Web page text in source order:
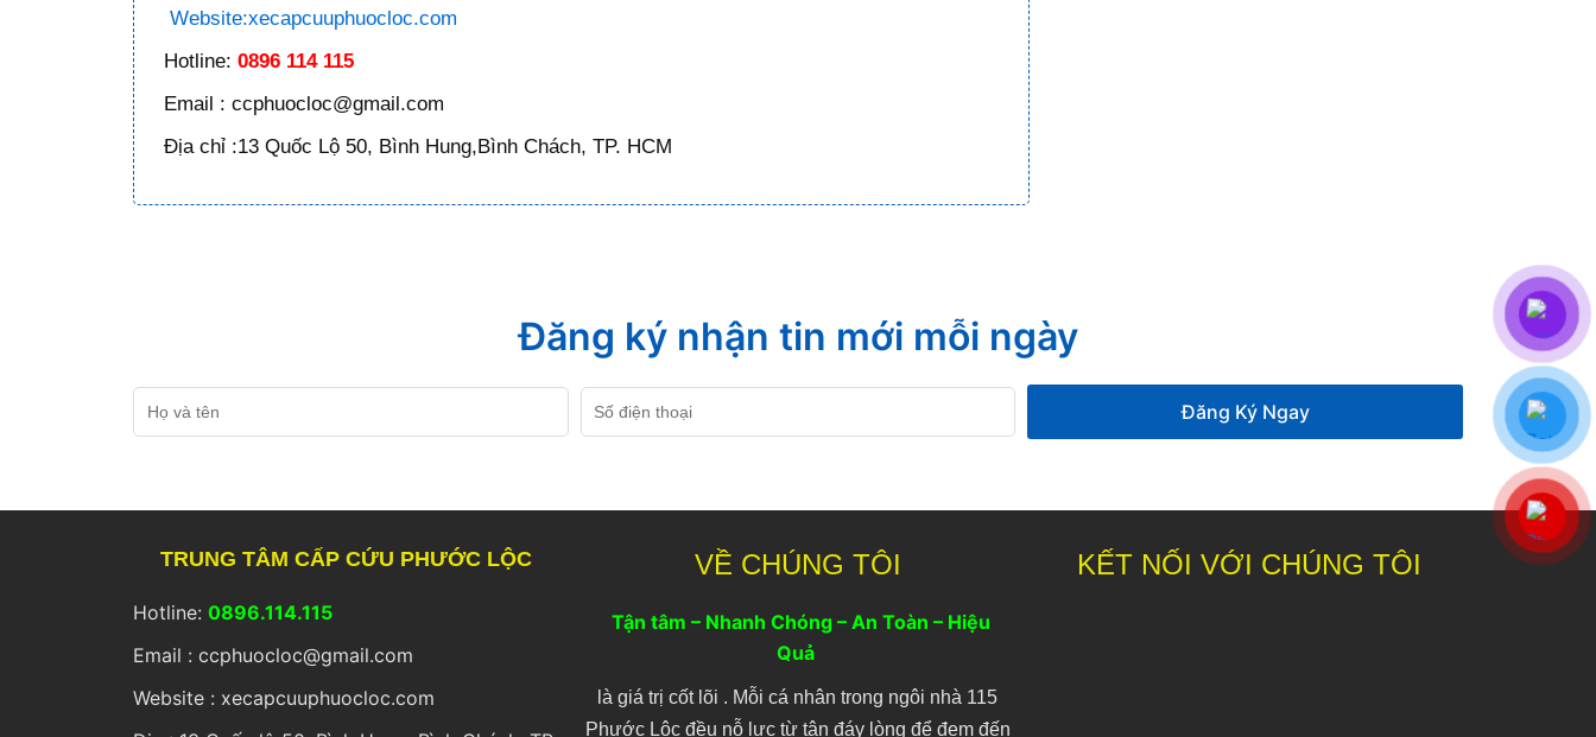
Website:xecapcuuphuocloc.com
Hotline: 0896 114 115
Email : ccphuocloc@gmail.com
Địa chỉ :13 Quốc Lộ 50, Bình Hung,Bình Chách, TP. HCM
Đăng ký nhận tin mới mỗi ngày
và
điện
Đăng Ký Ngay
TRUNG TÂM CẤP CỨU PHƯỚC LỘC
Hotline: 0896.114.115
Email : ccphuocloc@gmail.com
Website : xecapcuuphuocloc.com
VỀ CHÚNG TÔI
Tận tâm – Nhanh Chóng – An Toàn – Hiệu
Quả
là giá trị cốt lõi . Mỗi cá nhân trong ngôi nhà 115
Phước Lôc đều nỗ lực từ tận đáy lòng để đem đến
KẾT NỐI VỚI CHÚNG TÔI